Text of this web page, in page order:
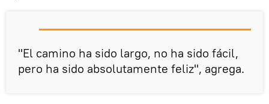
"El camino ha sido largo, no ha sido fácil,
pero ha sido absolutamente feliz", agrega.